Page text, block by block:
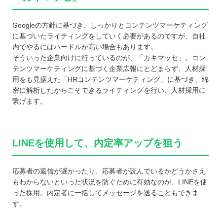
Googleの方針に基づき、しっかりとコンテンツマーケティング
に基づいたライティングをしていく必要があるのですが、自社
内でやるにはハードルが高い場合もあります。
そういった企業向けに行っているのが、「カキマッセ」。コン
テンツマーケティングに基づく企業広報にとどまらず、人材採
用をも見据えた「HRコンテンツマーケティング」に基づき、綿
密に解析したからこそできるライティングを行い、人材採用に
繋げます。
LINEを使用して、内定率アップを狙う
応募者の返信が遅かったり、応募者が読んでいるかどうかさえ
もわからないといった状況を防ぐために有効なのが、LINEを使
った採用。内定者に一括してメッセージを送ることもできま
す。